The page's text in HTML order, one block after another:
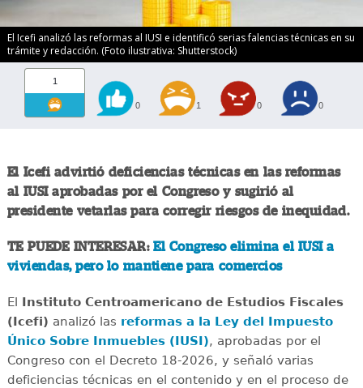
El Icefi analizó las reformas al IUSI e identificó serias falencias técnicas en su
trámite y redacción. (Foto ilustrativa: Shutterstock)
1
0 1 0 0
El Icefi advirtió deficiencias técnicas en las reformas
al IUSI aprobadas por el Congreso y sugirió al
presidente vetarlas para corregir riesgos de inequidad.
TE PUEDE INTERESAR:El Congreso elimina el IUSI a
viviendas, pero lo mantiene para comercios
El Instituto Centroamericano de Estudios Fiscales
(Icefi) analizó las reformas a la Ley del Impuesto
Único Sobre Inmuebles (IUSI), aprobadas por el
Congreso con el Decreto 18-2026, y señaló varias
deficiencias técnicas en el contenido y en el proceso de